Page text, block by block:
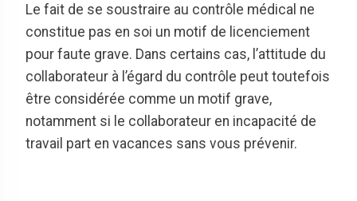
Le fait de se soustraire au contrôle médical ne
constitue pas en soi un motif de licenciement
pour faute grave. Dans certains cas, l’attitude du
collaborateur à l’égard du contrôle peut toutefois
être considérée comme un motif grave,
notamment si le collaborateur en incapacité de
travail part en vacances sans vous prévenir.